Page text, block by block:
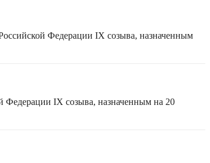
Федерации IX созыва, назначенным
Федерации IX созыва, назначенным на 20